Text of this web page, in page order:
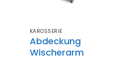
KAROSSERIE
Abdeckung
Wischerarm